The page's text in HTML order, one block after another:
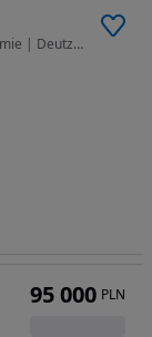
| 2014r | TYLKO 3190 mth | Centralne | skrętne ramie | Deutz | IDEAŁ
95 000 PLN